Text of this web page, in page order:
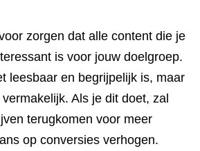
zorgen dat alle content die je
is voor jouw doelgroep.
leesbaar en begrijpelijk is, maar
Als je dit doet, zal
terugkomen voor meer
op conversies verhogen.